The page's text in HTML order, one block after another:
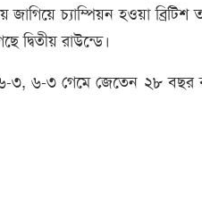
চ্যাম্পিয়ন হওয়া ব্রিটিশ
দ্বিতীয় রাউন্ডে।
৩, ৬-৩ গেমে জেতেন ২৮ বছর